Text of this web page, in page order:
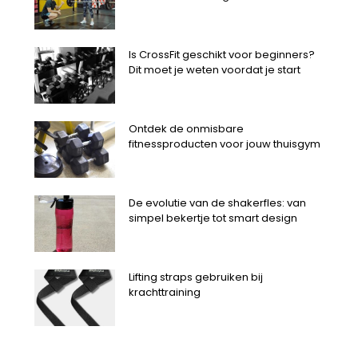
Is CrossFit geschikt voor beginners?
Dit moet je weten voordat je start
Ontdek de onmisbare
fitnessproducten voor jouw thuisgym
De evolutie van de shakerfles: van
simpel bekertje tot smart design
Lifting straps gebruiken bij
krachttraining